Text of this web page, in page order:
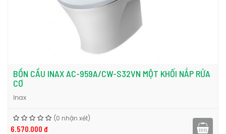
BỒN CẦU INAX AC-959A/CW-S32VN MỘT KHỐI NẮP RỬA
CƠ
Inax
(0 nhận xét)
6.570.000 đ